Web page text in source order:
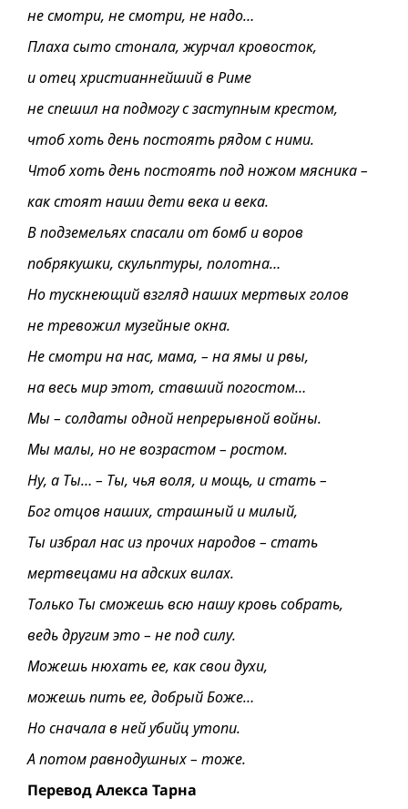
не смотри, не смотри, не надо…
Плаха сыто стонала, журчал кровосток,
и отец христианнейший в Риме
не спешил на подмогу с заступным крестом,
чтоб хоть день постоять рядом с ними.
Чтоб хоть день постоять под ножом мясника –
как стоят наши дети века и века.
В подземельях спасали от бомб и воров
побрякушки, скульптуры, полотна…
Но тускнеющий взгляд наших мертвых голов
не тревожил музейные окна.
Не смотри на нас, мама, – на ямы и рвы,
на весь мир этот, ставший погостом…
Мы – солдаты одной непрерывной вой­ны.
Мы малы, но не возрастом – ростом.
Ну, а Ты… – Ты, чья воля, и мощь, и стать –
Бог отцов наших, страшный и милый,
Ты избрал нас из прочих народов – стать
мертвецами на адских вилах.
Только Ты сможешь всю нашу кровь собрать,
ведь другим это – не под силу.
Можешь нюхать ее, как свои духи,
можешь пить ее, добрый Боже…
Но сначала в ней убийц утопи.
А потом равнодушных – тоже.
Перевод Алекса Тарна